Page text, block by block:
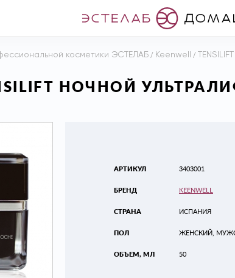
косметики ЭСТЕЛАБ / Keenwell /
НОЧНОЙ
АРТИКУЛ
БРЕНД
СТРАНА
ПОЛ
ОБЪЕМ, МЛ
3403001
KEENWELL
ИСПАНИЯ
ЖЕНСКИЙ,
50